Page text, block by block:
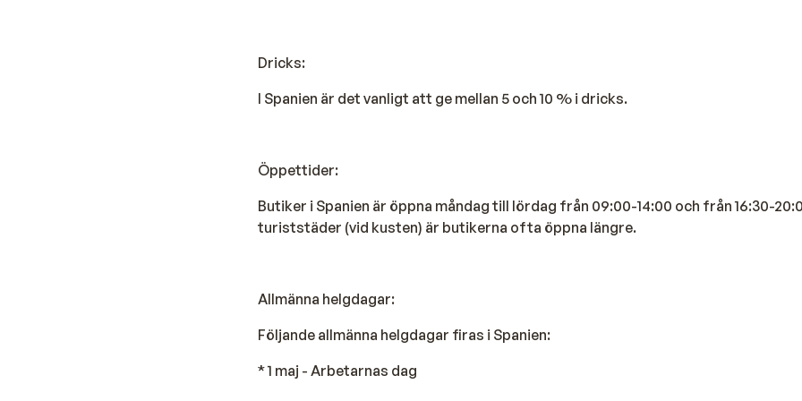
Dricks:
I Spanien är det vanligt att ge mellan 5 och 10 % i dricks.
Öppettider:
Butiker i Spanien är öppna måndag till lördag från 09:00-14:00 och från 16:30-
turiststäder (vid kusten) är butikerna ofta öppna längre.
Allmänna helgdagar:
Följande allmänna helgdagar firas i Spanien:
* 1 maj - Arbetarnas dag